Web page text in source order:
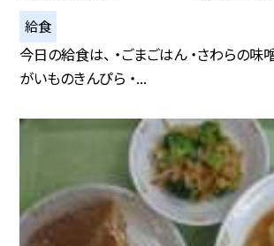
給食
今日の給食は、 ・ごまごはん ・さわらの味
がいものきんぴら ・...